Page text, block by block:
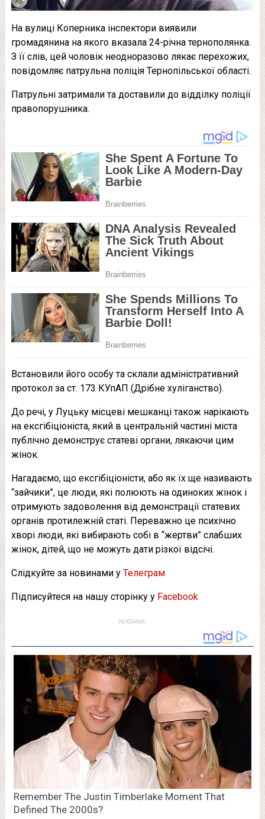
На вулиці Коперника інспектори виявили
громадянина на якого вказала 24-річна тернополянка.
З її слів, цей чоловік неодноразово лякає перехожих,
повідомляє патрульна поліція Тернопільської області.
Патрульні затримали та доставили до відділку поліції
правопорушника.
Встановили його особу та склали адміністративний
протокол за ст. 173 КУпАП (Дрібне хуліганство).
До речі, у Луцьку місцеві мешканці також нарікають
на ексгібіціоніста, який в центральній частині міста
публічно демонструє статеві органи, лякаючи цим
жінок.
Нагадаємо, що ексгібіціоністи, або як їх ще називають
“зайчики”, це люди, які полюють на одиноких жінок і
отримують задоволення від демонстрації статевих
органів протилежній статі. Переважно це психічно
хворі люди, які вибирають собі в “жертви” слабших
жінок, дітей, що не можуть дати різкої відсічі.
Слідкуйте за новинами у Телеграм
Підписуйтеся на нашу сторінку у Facebook
РЕКЛАМА: